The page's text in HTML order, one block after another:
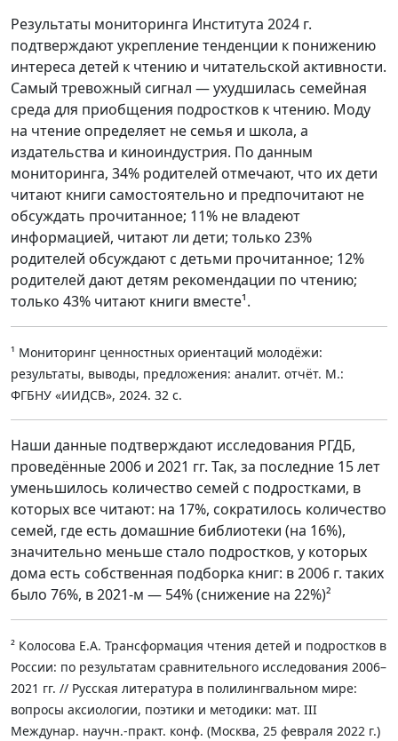
Результаты мониторинга Института 2024 г.
подтверждают укрепление тенденции к понижению
интереса детей к чтению и читательской активности.
Самый тревожный сигнал — ухудшилась семейная
среда для приобщения подростков к чтению. Моду
на чтение определяет не семья и школа, а
издательства и киноиндустрия. По данным
мониторинга, 34% родителей отмечают, что их дети
читают книги самостоятельно и предпочитают не
обсуждать прочитанное; 11% не владеют
информацией, читают ли дети; только 23%
родителей обсуждают с детьми прочитанное; 12%
родителей дают детям рекомендации по чтению;
только 43% читают книги вместе¹.
¹ Мониторинг ценностных ориентаций молодёжи:
результаты, выводы, предложения: аналит. отчёт. М.:
ФГБНУ «ИИДСВ», 2024. 32 с.
Наши данные подтверждают исследования РГДБ,
проведённые 2006 и 2021 гг. Так, за последние 15 лет
уменьшилось количество семей с подростками, в
которых все читают: на 17%, сократилось количество
семей, где есть домашние библиотеки (на 16%),
значительно меньше стало подростков, у которых
дома есть собственная подборка книг: в 2006 г. таких
было 76%, в 2021-м — 54% (снижение на 22%)²
² Колосова Е.А. Трансформация чтения детей и подростков в
России: по результатам сравнительного исследования 2006–
2021 гг. // Русская литература в полилингвальном мире:
вопросы аксиологии, поэтики и методики: мат. III
Междунар. научн.-практ. конф. (Москва, 25 февраля 2022 г.)